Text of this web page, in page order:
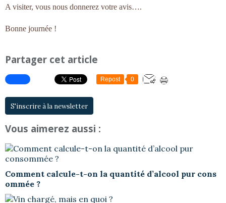
A visiter, vous nous donnerez votre avis….
Bonne journée !
Partager cet article
Repost 0
S'inscrire à la newsletter
Vous aimerez aussi :
Comment calcule-t-on la quantité d’alcool pur cons
ommée ?